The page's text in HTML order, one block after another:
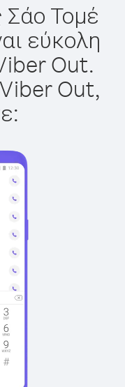
Σάο Τομέ
εύκολη
Out.
Out,